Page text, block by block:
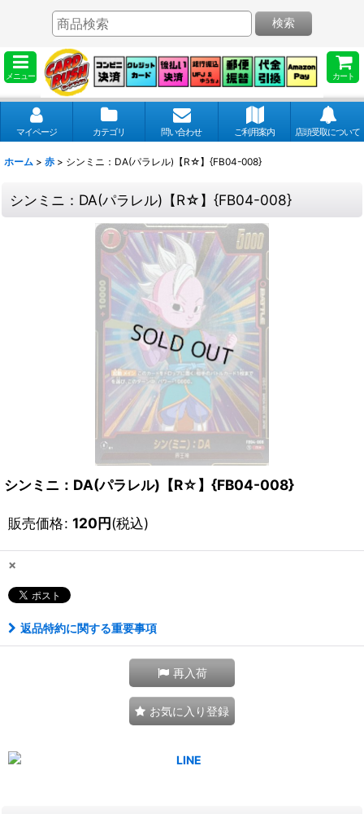
メニュー カート
検索
マイページ カテゴリ 問い合わせ ご利用案内 店頭受取について
ホーム > 赤 > シンミニ：DA(パラレル)【R☆】{FB04-008}
シンミニ：DA(パラレル)【R☆】{FB04-008}
シンミニ：DA(パラレル)【R☆】{FB04-008}
販売価格: 120円(税込)
×
返品特約に関する重要事項
再入荷
お気に入り登録